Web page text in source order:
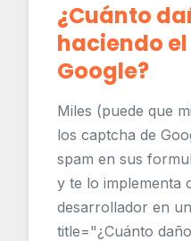
¿Cuánto
haciendo
Google?
Miles (puede que
los captcha de
spam en sus
y te lo implementa
desarrollador en
title="¿Cuánto